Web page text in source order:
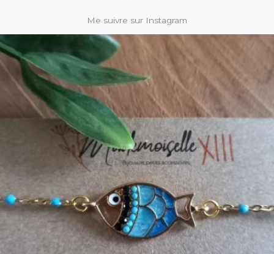
Me suivre sur Instagram